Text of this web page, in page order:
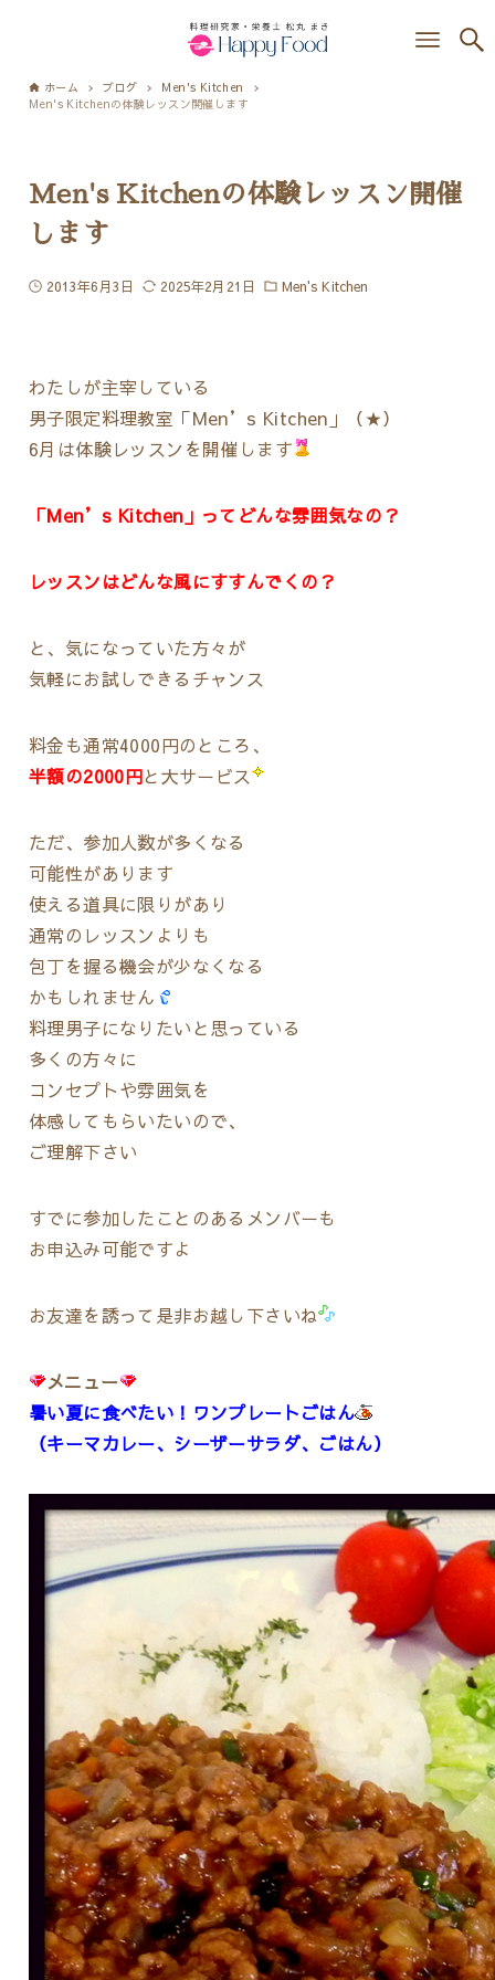
ホーム ブログ
Men's Kitchen
Men's Kitchenの体験レッスン開催します
Men's Kitchenの体験レッスン開催
します
2013年6月3日 2025年2月21日 Men's Kitchen
わたしが主宰している
男子限定料理教室「Men’s Kitchen」（★）
6月は体験レッスンを開催します
「Men’s Kitchen」ってどんな雰囲気なの？
レッスンはどんな風にすすんでくの？
と、気になっていた方々が
気軽にお試しできるチャンス
料金も通常4000円のところ、
半額の2000円と大サービス
ただ、参加人数が多くなる
可能性があります
使える道具に限りがあり
通常のレッスンよりも
包丁を握る機会が少なくなる
かもしれません
料理男子になりたいと思っている
多くの方々に
コンセプトや雰囲気を
体感してもらいたいので、
ご理解下さい
すでに参加したことのあるメンバーも
お申込み可能ですよ
お友達を誘って是非お越し下さいね
メニュー
暑い夏に食べたい！ワンプレートごはん
（キーマカレー、シーザーサラダ、ごはん）